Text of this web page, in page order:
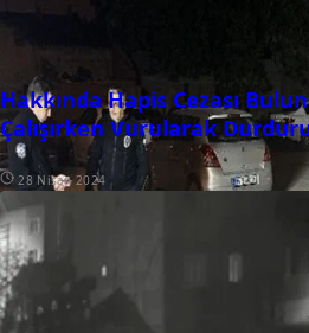
Hakkında Hapis Cezası
Çalışırken Vurularak
28 Nisan 2024